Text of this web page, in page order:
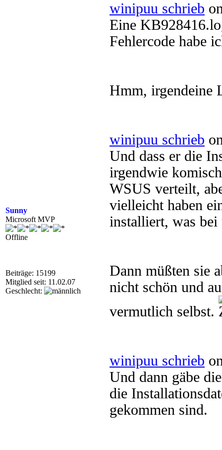
Sunny
Microsoft MVP
Offline
Beiträge: 15199
Mitglied seit: 11.02.07
Geschlecht:
winipuu schrieb
Eine
Fehlercode habe
Hmm, irgendeine
winipuu schrieb
Und dass er die
irgendwie
WSUS verteilt,
vielleicht haben
installiert, was bei
Dann müßten sie
nicht schön und
vermutlich selbst.
winipuu schrieb
Und dann gäbe
die
gekommen sind.